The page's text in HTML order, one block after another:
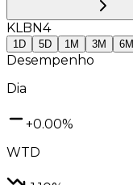
KLBN4
1D 5D 1M 3M 6M
Desempenho
Dia
+0.00%
WTD